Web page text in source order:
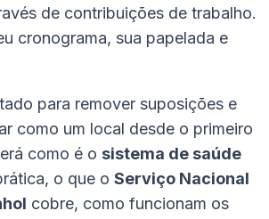
de contribuições de trabalho.
cronograma, sua papelada e
para remover suposições e
como um local desde o primeiro
como é o sistema de saúde
o que o Serviço Nacional
cobre, como funcionam os